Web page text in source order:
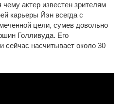
чему актер известен зрителям
карьеры Йэн всегда с
цели, сумев довольно
Голливуда. Его
насчитывает около 30